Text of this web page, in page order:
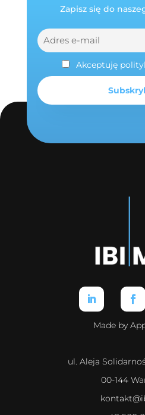
Zapisz się do
Akceptuję
Made by
ul. Aleja
00-144